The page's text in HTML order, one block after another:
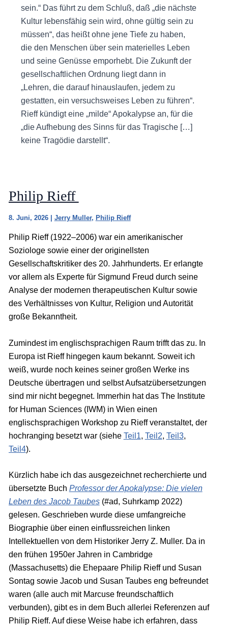
sein.“ Das führt zu dem Schluß, daß „die nächste
Kultur lebensfähig sein wird, ohne gültig sein zu
müssen“, das heißt ohne jene Tiefe zu haben,
die den Menschen über sein materielles Leben
und seine Genüsse emporhebt. Die Zukunft der
gesellschaftlichen Ordnung liegt dann in
„Lehren, die darauf hinauslaufen, jedem zu
gestatten, ein versuchsweises Leben zu führen“.
Rieff kündigt eine „milde“ Apokalypse an, für die
„die Aufhebung des Sinns für das Tragische […]
keine Tragödie darstellt“.
Philip Rieff
8. Juni, 2026 Jerry Muller, Philip Rieff
Philip Rieff (1922–2006) war ein amerikanischer
Soziologe sowie einer der originellsten
Gesellschaftskritiker des 20. Jahrhunderts. Er erlangte
vor allem als Experte für Sigmund Freud durch seine
Analyse der modernen therapeutischen Kultur sowie
des Verhältnisses von Kultur, Religion und Autorität
große Bekanntheit.
Zumindest im englischsprachigen Raum trifft das zu. In
Europa ist Rieff hingegen kaum bekannt. Soweit ich
weiß, wurde noch keines seiner großen Werke ins
Deutsche übertragen und selbst Aufsatzübersetzungen
sind mir nicht begegnet. Immerhin hat das The Institute
for Human Sciences (IWM) in Wien einen
englischsprachigen Workshop zu Rieff veranstaltet, der
hochranging besetzt war (siehe Teil1, Teil2, Teil3,
Teil4).
Kürzlich habe ich das ausgezeichnet recherchierte und
übersetzte Buch Professor der Apokalypse: Die vielen
Leben des Jacob Taubes(#ad, Suhrkamp 2022)
gelesen. Geschrieben wurde diese umfangreiche
Biographie über einen einflussreichen linken
Intellektuellen von dem Historiker Jerry Z. Muller. Da in
den frühen 1950er Jahren in Cambridge
(Massachusetts) die Ehepaare Philip Rieff und Susan
Sontag sowie Jacob und Susan Taubes eng befreundet
waren (alle auch mit Marcuse freundschaftlich
verbunden), gibt es in dem Buch allerlei Referenzen auf
Philip Rieff. Auf diese Weise habe ich erfahren, dass